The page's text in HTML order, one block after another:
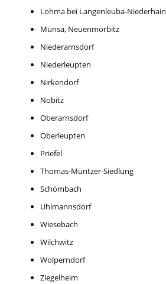
Lohma bei Langenleuba-Niederhain
Münsa, Neuenmörbitz
Niederarnsdorf
Niederleupten
Nirkendorf
Nobitz
Oberarnsdorf
Oberleupten
Priefel
Thomas-Müntzer-Siedlung
Schömbach
Uhlmannsdorf
Wiesebach
Wilchwitz
Wolperndorf
Ziegelheim